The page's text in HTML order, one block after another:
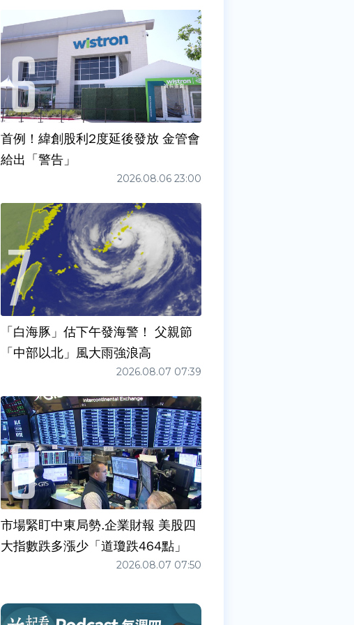
首例！緯創股利2度延後發放 金管會
給出「警告」
2026.08.06 23:00
「白海豚」估下午發海警！ 父親節
「中部以北」風大雨強浪高
2026.08.07 07:39
市場緊盯中東局勢.企業財報 美股四
大指數跌多漲少「道瓊跌464點」
2026.08.07 07:50